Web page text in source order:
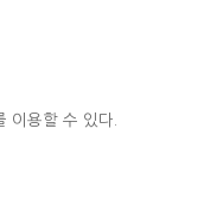
이용할 수 있다.